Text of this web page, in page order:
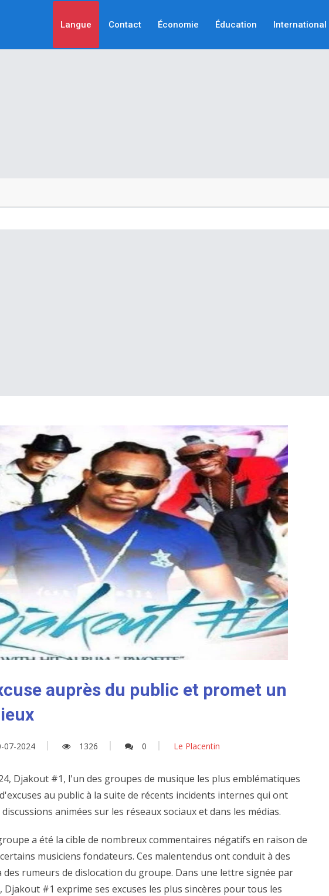
Langue Contact Économie Éducation International
auprès du public et promet un
07-2024 1326 0 Le Placentin
Djakout #1, l'un des groupes de musique les plus emblématiques
au public à la suite de récents incidents internes qui ont
animées sur les réseaux sociaux et dans les médias.
a été la cible de nombreux commentaires négatifs en raison de
musiciens fondateurs. Ces malentendus ont conduit à des
rumeurs de dislocation du groupe. Dans une lettre signée par
Djakout #1 exprime ses excuses les plus sincères pour tous les